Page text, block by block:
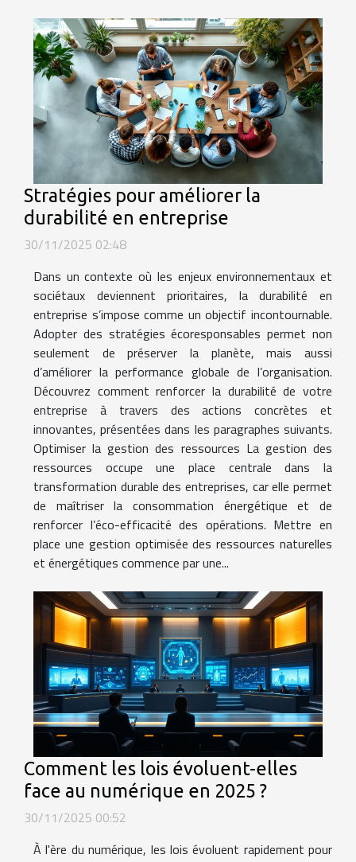
Stratégies pour améliorer la
durabilité en entreprise
30/11/2025 02:48
Dans un contexte où les enjeux environnementaux et
sociétaux deviennent prioritaires, la durabilité en
entreprise s’impose comme un objectif incontournable.
Adopter des stratégies écoresponsables permet non
seulement de préserver la planète, mais aussi
d’améliorer la performance globale de l’organisation.
Découvrez comment renforcer la durabilité de votre
entreprise à travers des actions concrètes et
innovantes, présentées dans les paragraphes suivants.
Optimiser la gestion des ressources La gestion des
ressources occupe une place centrale dans la
transformation durable des entreprises, car elle permet
de maîtriser la consommation énergétique et de
renforcer l’éco-efficacité des opérations. Mettre en
place une gestion optimisée des ressources naturelles
et énergétiques commence par une...
Comment les lois évoluent-elles
face au numérique en 2025 ?
30/11/2025 00:52
À l'ère du numérique, les lois évoluent rapidement pour